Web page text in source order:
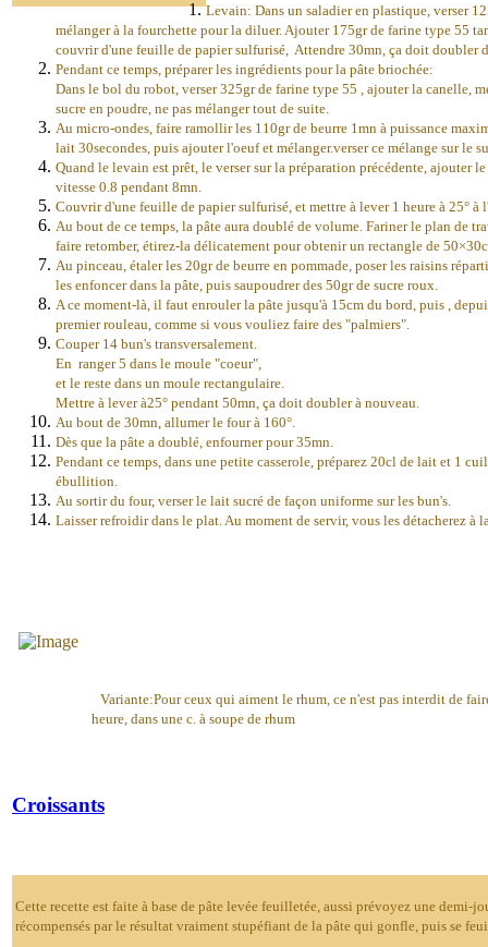
Levain: Dans un saladier en plastique, verser
mélanger à la fourchette pour la diluer. Ajouter 175gr de farine type 55
couvrir d'une feuille de papier sulfurisé, Attendre 30mn, ça doit doubler
Pendant ce temps, préparer les ingrédients pour la pâte briochée:
Dans le bol du robot, verser 325gr de farine type 55 , ajouter la canelle,
sucre en poudre, ne pas mélanger tout de suite.
Au micro-ondes, faire ramollir les 110gr de beurre 1mn à puissance
lait 30secondes, puis ajouter l'oeuf et mélanger.verser ce mélange sur le
Quand le levain est prêt, le verser sur la préparation précédente, ajouter
vitesse 0.8 pendant 8mn.
Couvrir d'une feuille de papier sulfurisé, et mettre à lever 1 heure à 25° à
Au bout de ce temps, la pâte aura doublé de volume. Fariner le plan de
faire retomber, étirez-la délicatement pour obtenir un rectangle de
Au pinceau, étaler les 20gr de beurre en pommade, poser les raisins
les enfoncer dans la pâte, puis saupoudrer des 50gr de sucre roux.
A ce moment-là, il faut enrouler la pâte jusqu'à 15cm du bord, puis ,
premier rouleau, comme si vous vouliez faire des "palmiers".
Couper 14 bun's transversalement.
En ranger 5 dans le moule "coeur",
et le reste dans un moule rectangulaire.
Mettre à lever à25° pendant 50mn, ça doit doubler à nouveau.
Au bout de 30mn, allumer le four à 160°.
Dès que la pâte a doublé, enfourner pour 35mn.
Pendant ce temps, dans une petite casserole, préparez 20cl de lait et 1
ébullition.
Au sortir du four, verser le lait sucré de façon uniforme sur les bun's.
Laisser refroidir dans le plat. Au moment de servir, vous les détacherez à
Variante:Pour ceux qui aiment le rhum, ce n'est pas interdit de
heure, dans une c. à soupe de rhum
Croissants
Cette recette est faite à base de pâte levée feuilletée, aussi prévoyez une demi-
récompensés par le résultat vraiment stupéfiant de la pâte qui gonfle, puis se